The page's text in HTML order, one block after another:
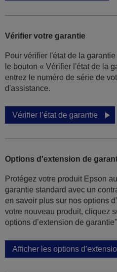
Vérifier votre garantie
Pour vérifier l'état de la
le bouton « Vérifier l'état de la
entrez le numéro de série de
d'assistance.
Vérifier l’état de garantie
Options d'extension de
Protégez votre produit Epson
garantie standard avec un
en savoir plus sur nos options
votre nouveau produit, cliquez
options d’extension de
Afficher les options